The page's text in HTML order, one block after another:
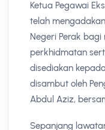
Ketua Pegawai
telah
Negeri Perak
perkhidmatan
disediakan
disambut oleh
Abdul Aziz,
Sepanjang